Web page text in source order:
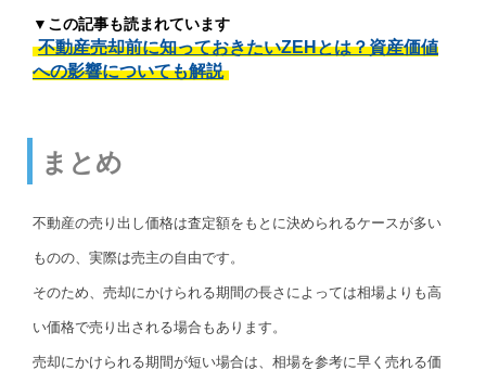
▼この記事も読まれています
不動産売却前に知っておきたいZEHとは？資産価値
への影響についても解説
まとめ
不動産の売り出し価格は査定額をもとに決められるケースが多い
ものの、実際は売主の自由です。
そのため、売却にかけられる期間の長さによっては相場よりも高
い価格で売り出される場合もあります。
売却にかけられる期間が短い場合は、相場を参考に早く売れる価